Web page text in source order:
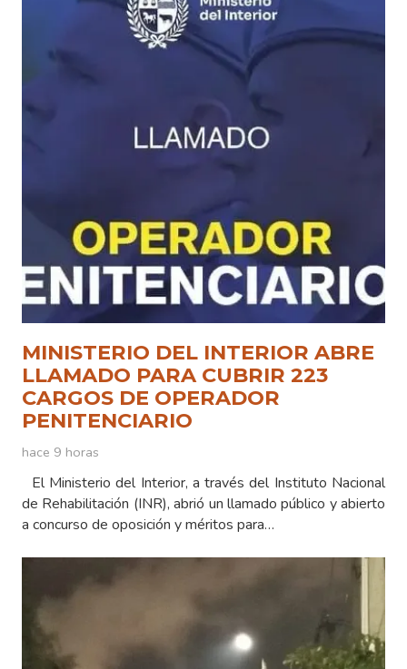
MINISTERIO DEL INTERIOR ABRE
LLAMADO PARA CUBRIR 223
CARGOS DE OPERADOR
PENITENCIARIO
hace 9 horas
El Ministerio del Interior, a través del Instituto Nacional
de Rehabilitación (INR), abrió un llamado público y abierto
a concurso de oposición y méritos para…